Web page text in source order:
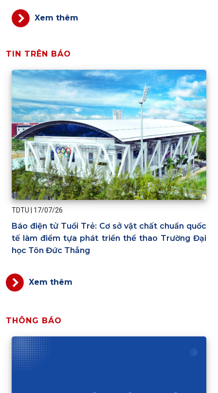
Xem thêm
TIN TRÊN BÁO
TDTU 17/07/26
Báo điện tử Tuổi Trẻ: Cơ sở vật chất chuẩn quốc
tế làm điểm tựa phát triển thể thao Trường Đại
học Tôn Đức Thắng
Xem thêm
THÔNG BÁO